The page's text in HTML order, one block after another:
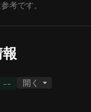
考です。
報
-- 開く